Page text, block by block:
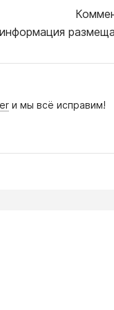
и мы всё исправим!